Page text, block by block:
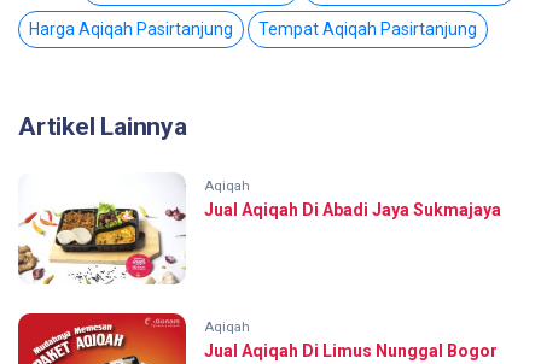
Harga Aqiqah Pasirtanjung Tempat Aqiqah Pasirtanjung
Artikel Lainnya
Aqiqah
Jual Aqiqah Di Abadi Jaya Sukmajaya
Aqiqah
Jual Aqiqah Di Limus Nunggal Bogor